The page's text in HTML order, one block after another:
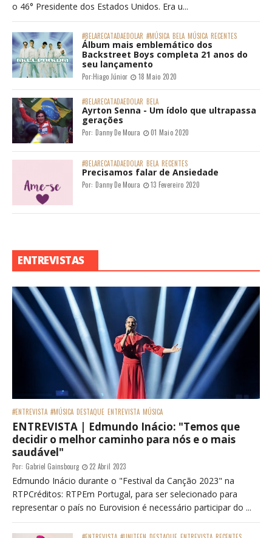
o 46° Presidente dos Estados Unidos. Era u...
#BELARECATADAEDOLAR #MÚSICA BELA MÚSICA RECENTES
Álbum mais emblemático dos
Backstreet Boys completa 21 anos do
seu lançamento
Por:Hiago Júnior 18 Maio 2020
#BELARECATADAEDOLAR BELA
Ayrton Senna - Um ídolo que ultrapassa
gerações
Por: Danny De Moura 01 Maio 2020
#BELARECATADAEDOLAR BELA RECENTES
Precisamos falar de Ansiedade
Por: Danny De Moura 13 Fevereiro 2020
ENTREVISTAS
#ENTREVISTA #MÚSICA DESTAQUE ENTREVISTA MÚSICA
ENTREVISTA | Edmundo Inácio: "Temos que
decidir o melhor caminho para nós e o mais
saudável"
Por: Gabriel Gainsbourg 22 Abril 2023
Edmundo Inácio durante o "Festival da Canção 2023" na
RTPCréditos: RTPEm Portugal, para ser selecionado para
representar o país no Eurovision é necessário participar do ...